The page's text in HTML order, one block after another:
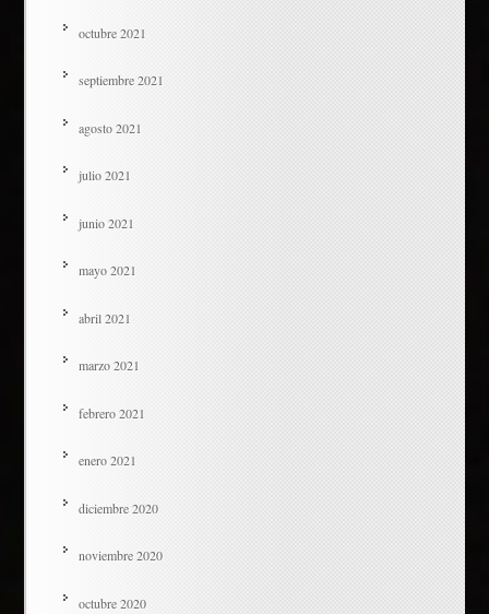
octubre 2021
septiembre 2021
agosto 2021
julio 2021
junio 2021
mayo 2021
abril 2021
marzo 2021
febrero 2021
enero 2021
diciembre 2020
noviembre 2020
octubre 2020